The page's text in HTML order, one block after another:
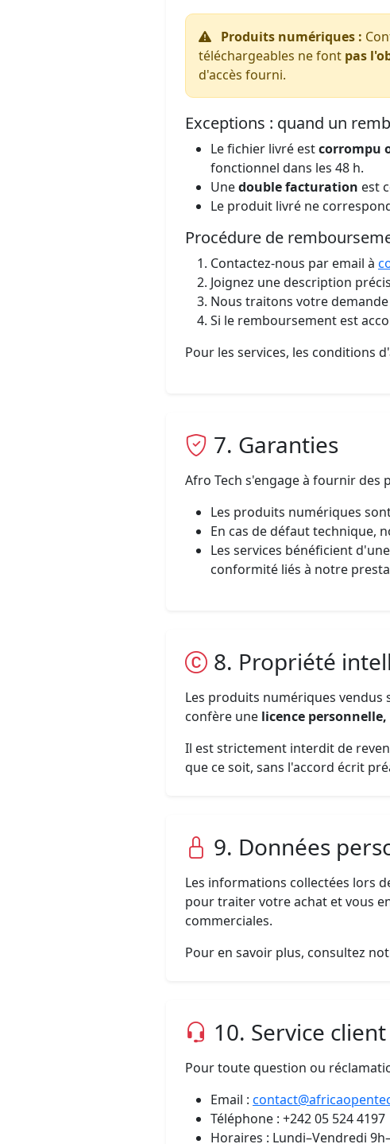
Produits numériques :
téléchargeables ne font pas
d'accès fourni.
Exceptions : quand un
Le fichier livré estcorrompu
fonctionnel dans les 48 h.
Unedouble facturation est
Le produit livré ne
Procédure de
Contactez-nous par email à
Joignez une description
Nous traitons votre
Si le remboursement est
Pour les services, les conditions
7. Garanties
Afro Tech s'engage à fournir des
Les produits numériques
En cas de défaut technique,
Les services bénéficient
conformité liés à notre
8. Propriété
Les produits numériques
confère une licence
Il est strictement interdit de
que ce soit, sans l'accord écrit
9. Données
Les informations collectées lors
pour traiter votre achat et vous
commerciales.
Pour en savoir plus, consultez
10. Service client
Pour toute question ou
Email :
Téléphone : +242 05 524
Horaires : Lundi–Vendredi